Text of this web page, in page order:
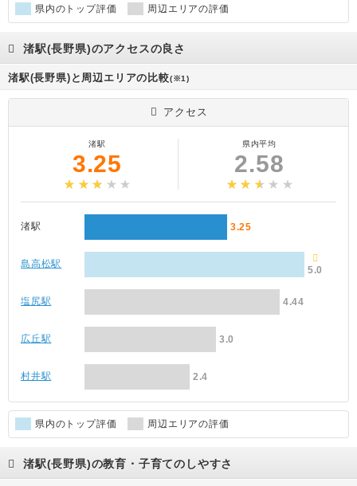
県内のトップ評価 周辺エリアの評価
渚駅(長野県)のアクセスの良さ
渚駅(長野県)と周辺エリアの比較(※1)
アクセス
渚駅
3.25
県内平均
2.58
渚駅 3.25
島高松駅
5.0
塩尻駅 4.44
広丘駅 3.0
村井駅 2.4
県内のトップ評価 周辺エリアの評価
渚駅(長野県)の教育・子育てのしやすさ